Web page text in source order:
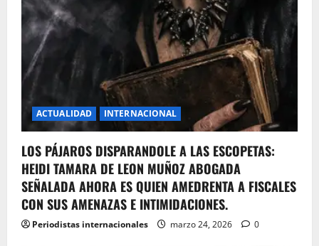
ACTUALIDAD INTERNACIONAL
LOS PÁJAROS DISPARANDOLE A LAS ESCOPETAS:
HEIDI TAMARA DE LEON MUÑOZ ABOGADA
SEÑALADA AHORA ES QUIEN AMEDRENTA A FISCALES
CON SUS AMENAZAS E INTIMIDACIONES.
Periodistas internacionales marzo 24, 2026 0